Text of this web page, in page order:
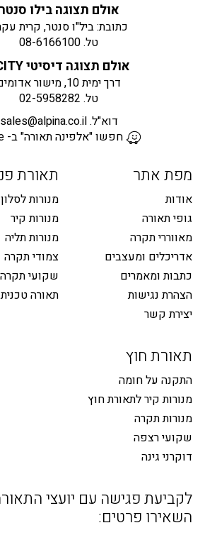
אולם תצוגה בילו סנטר
כתובת: ביל"ו סנטר, קרית
טל.08-6166100
אולם תצוגה דיסיטי DCITY
דרך ימית 10, מישור אדומים
טל. 02-5958282
דוא"ל.sales@alpina.co.il
חפשו "אלפינה תאורה" ב- waze
מפת אתר
אודות
גופי תאורה
מאווררי תקרה
אדריכלים ומעצבים
כתבות ומאמרים
הצהרת נגישות
יצירת קשר
תאורת
מנורות לסלון
מנורות קיר
מנורות תליה
צמודי תקרה
שקועי תקרה
תאורה טכנית
תאורת חוץ
התקנה על חומה
מנורות קיר לתאורת חוץ
מנורות תקרה
שקועי רצפה
דוקרני גינה
לקביעת פגישה עם יועצי
השאירו פרטים: